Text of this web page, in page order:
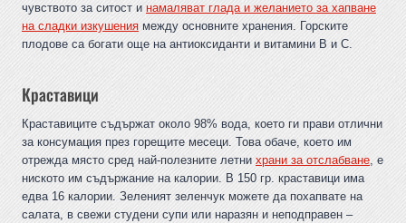
чувството за ситост и намаляват глада и желанието за хапване
на сладки изкушения между основните хранения. Горските
плодове са богати още на антиоксиданти и витамини B и C.
Краставици
Краставиците съдържат около 98% вода, което ги прави отлични
за консумация през горещите месеци. Това обаче, което им
отрежда място сред най-полезните летни храни за отслабване, е
ниското им съдържание на калории. В 150 гр. краставици има
едва 16 калории. Зеленият зеленчук можете да похапвате на
салата, в свежи студени супи или наразян и неподправен –